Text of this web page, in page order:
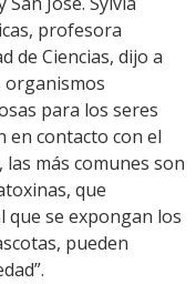
profesora
de Ciencias, dijo a
organismos
para los seres
en contacto con el
más comunes son
que
que se expongan los
pueden